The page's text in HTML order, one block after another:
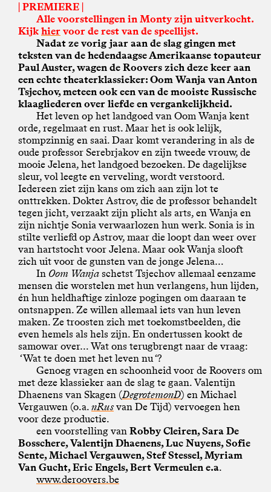
| PREMIERE |
Alle voorstellingen in Monty zijn uitverkocht.
Kijk hier voor de rest van de speellijst.
Nadat ze vorig jaar aan de slag gingen met
teksten van de hedendaagse Amerikaanse topauteur
Paul Auster, wagen de Roovers zich deze keer aan
een echte theaterklassieker: Oom Wanja van Anton
Tsjechov, meteen ook een van de mooiste Russische
klaagliederen over liefde en vergankelijkheid.
Het leven op het landgoed van Oom Wanja kent
orde, regelmaat en rust. Maar het is ook lelijk,
stompzinnig en saai. Daar komt verandering in als de
oude professor Serebrjakov en zijn tweede vrouw, de
mooie Jelena, het landgoed bezoeken. De dagelijkse
sleur, vol leegte en verveling, wordt verstoord.
Iedereen ziet zijn kans om zich aan zijn lot te
onttrekken. Dokter Astrov, die de professor behandelt
tegen jicht, verzaakt zijn plicht als arts, en Wanja en
zijn nichtje Sonia verwaarlozen hun werk. Sonia is in
stilte verliefd op Astrov, maar die loopt dan weer over
van hartstocht voor Jelena. Maar ook Wanja slooft
zich uit voor de gunsten van de jonge Jelena…
In Oom Wanja schetst Tsjechov allemaal eenzame
mensen die worstelen met hun verlangens, hun lijden,
én hun heldhaftige zinloze pogingen om daaraan te
ontsnappen. Ze willen allemaal iets van hun leven
maken. Ze troosten zich met toekomstbeelden, die
even hemels als hels zijn. En ondertussen kookt de
samowar over… Wat ons terugbrengt naar de vraag:
‘Wat te doen met het leven nu ‘?
Genoeg vragen en schoonheid voor de Roovers om
met deze klassieker aan de slag te gaan. Valentijn
Dhaenens van Skagen (DegrotemonD) en Michael
Vergauwen (o.a. nRus van De Tijd) vervoegen hen
voor deze productie.
een voorstelling van Robby Cleiren, Sara De
Bosschere, Valentijn Dhaenens, Luc Nuyens, Sofie
Sente, Michael Vergauwen, Stef Stessel, Myriam
Van Gucht, Eric Engels, Bert Vermeulen e.a.
www.deroovers.be